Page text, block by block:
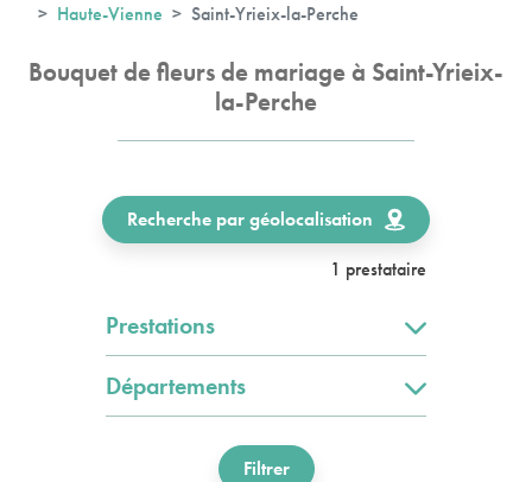
Haute-Vienne
Saint-Yrieix-la-Perche
Bouquet de fleurs de mariage à Saint-Yrieix-
la-Perche
Recherche par géolocalisation
1 prestataire
Prestations
Départements
Filtrer